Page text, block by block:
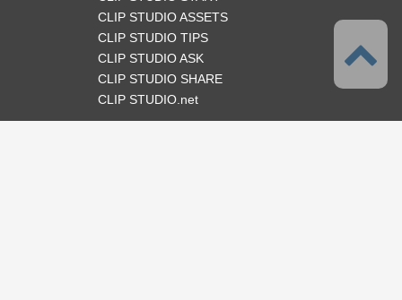
CLIP STUDIO ASSETS
CLIP STUDIO TIPS
CLIP STUDIO ASK
CLIP STUDIO SHARE
CLIP STUDIO.net